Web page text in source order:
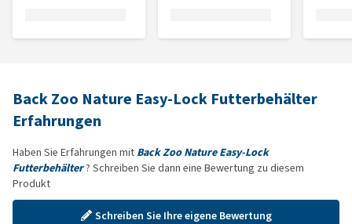
Back Zoo Nature Easy-Lock Futterbehälter
Erfahrungen
Haben Sie Erfahrungen mit Back Zoo Nature Easy-Lock
Futterbehälter? Schreiben Sie dann eine Bewertung zu diesem
Produkt
Schreiben Sie Ihre eigene Bewertung